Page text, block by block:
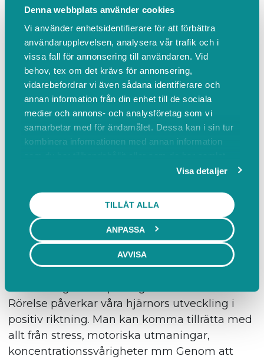
Denna webbplats använder cookies
Vi använder enhetsidentifierare för att förbättra
användarupplevelsen, analysera vår trafik och i
vissa fall för annonsering till användaren. Vid
behov, tex om det krävs för annonsering,
vidarebefordrar vi även sådana identifierare och
annan information från din enhet till de sociala
medier och annons- och analysföretag som vi
samarbetar med för ändamålet. Dessa kan i sin tur
kombinera informationen med annan information
Visa detaljer
TILLÅT ALLA
ANPASSA
AVVISA
färdigheter som tex: fin- grovmotorik,
koordination, läs- eller skrivsvårigheter, svårt
att sitta stilla, svårt att lära sig cykla eller
simma bröstsim, känslig för ljud, ljus eller
beröring. MNRI® är en unik metod som är
effektiv vid stress, motoriska svårigheter,
koncentration mm. Vid varje besök får du ett
träningsprogram som du tränar på hemma.
BOKA
Sensomotorisk träning uppföljning
55 min
990,00 SEK inkl. moms
Sensomotorisk träning. Jag använder mig bl a
Rörelse påverkar våra hjärnors utveckling i
positiv riktning. Man kan komma tillrätta med
allt från stress, motoriska utmaningar,
koncentrationssvårigheter mm Genom att